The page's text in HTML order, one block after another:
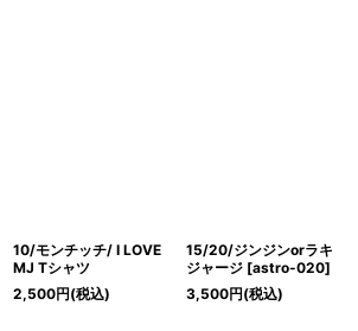
10/モンチッチ/ I LOVE
MJ Tシャツ
2,500円(税込)
15/20/ジンジンorラキ
ジャージ [astro-020]
3,500円(税込)